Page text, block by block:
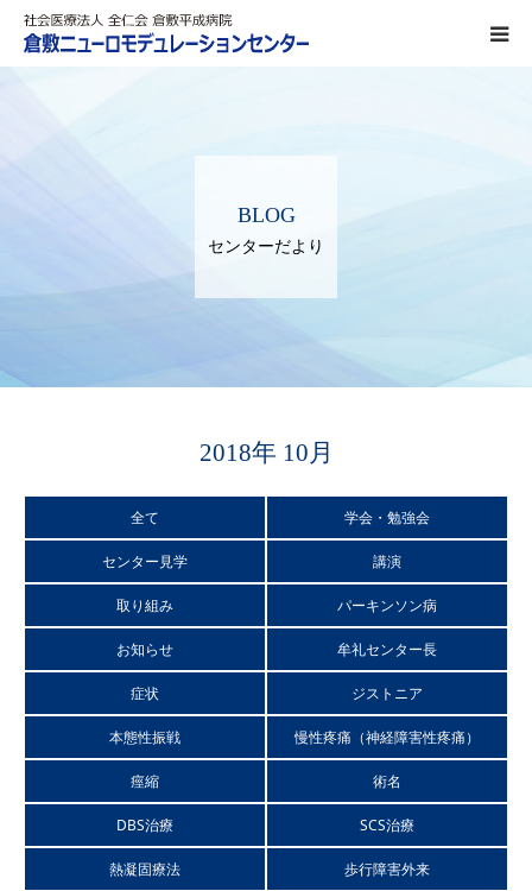
BLOG
センターだより
2018年 10月
全て 学会・勉強会
センター見学 講演
取り組み パーキンソン病
お知らせ 牟礼センター長
症状 ジストニア
本態性振戦 慢性疼痛（神経障害性疼痛）
痙縮 術名
DBS治療 SCS治療
熱凝固療法 歩行障害外来
パーキンソン病
ジストニア
本態性振戦（ふるえ）
神経障害性疼痛（慢性疼痛）
痙縮
特発性正常圧水頭症（ハキム病）
医師紹介